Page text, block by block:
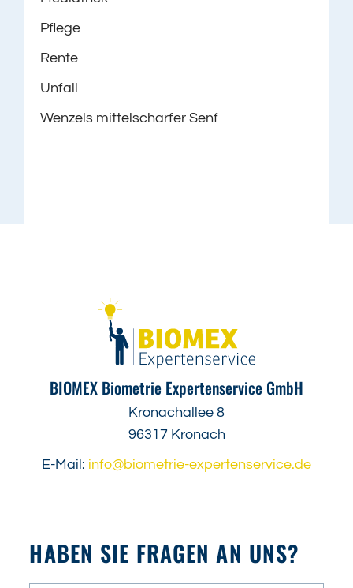
Pflege
Rente
Unfall
Wenzels mittelscharfer Senf
BIOMEX Biometrie Expertenservice GmbH
Kronachallee 8
96317 Kronach
E-Mail: info@biometrie-expertenservice.de
HABEN SIE FRAGEN AN UNS?